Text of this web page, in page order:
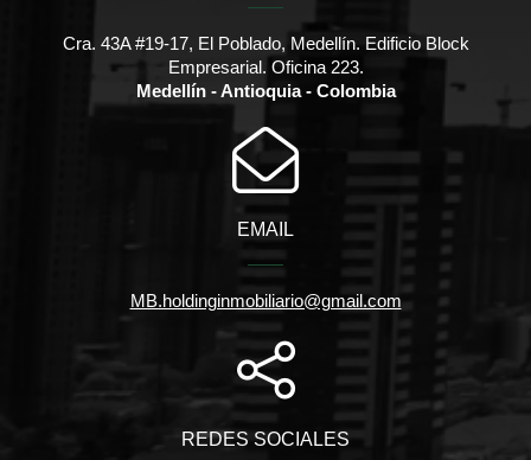
Cra. 43A #19-17, El Poblado, Medellín. Edificio Block
Empresarial. Oficina 223.
Medellín - Antioquia - Colombia
EMAIL
MB.holdinginmobiliario@gmail.com
REDES SOCIALES